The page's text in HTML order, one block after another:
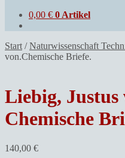
0,00 € 0 Artikel
Start /Naturwissenschaft
von.Chemische Briefe.
Liebig, Justus
Chemische
140,00 €